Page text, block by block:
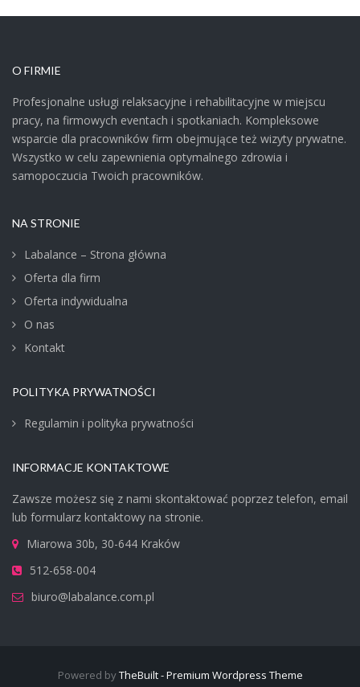
O FIRMIE
Profesjonalne usługi relaksacyjne i rehabilitacyjne w miejscu
pracy, na firmowych eventach i spotkaniach. Kompleksowe
wsparcie dla pracowników firm obejmujące też wizyty prywatne.
Wszystko w celu zapewnienia optymalnego zdrowia i
samopoczucia Twoich pracowników.
NA STRONIE
Labalance – Strona główna
Oferta dla firm
Oferta indywidualna
O nas
Kontakt
POLITYKA PRYWATNOŚCI
Regulamin i polityka prywatności
INFORMACJE KONTAKTOWE
Zawsze możesz się z nami skontaktować poprzez telefon, email
lub formularz kontaktowy na stronie.
Miarowa 30b, 30-644 Kraków
512-658-004
biuro@labalance.com.pl
Powered byTheBuilt - Premium Wordpress Theme